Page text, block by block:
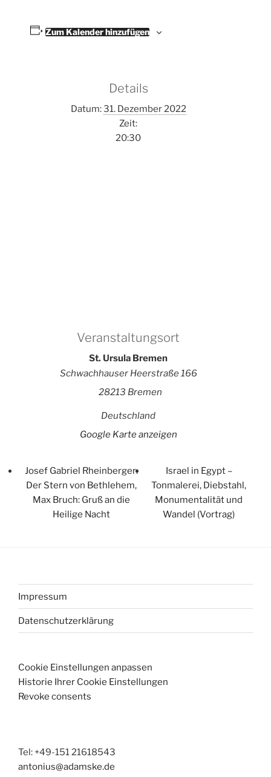
Zum Kalender hinzufügen
Details
Datum:31. Dezember 2022
Zeit:
20:30
Veranstaltungsort
St. Ursula Bremen
Schwachhauser Heerstraße 166
28213 Bremen
Deutschland
Google Karte anzeigen
Josef Gabriel Rheinberger:
Der Stern von Bethlehem,
Max Bruch: Gruß an die
Heilige Nacht
Israel in Egypt –
Tonmalerei, Diebstahl,
Monumentalität und
Wandel (Vortrag)
Impressum
Datenschutzerklärung
Cookie Einstellungen anpassen
Historie Ihrer Cookie Einstellungen
Revoke consents
Tel: +49-151 21618543
antonius@adamske.de